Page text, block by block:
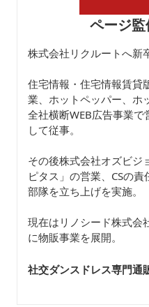
ページ
株式会社リクルートへ新
住宅情報・住宅情報賃貸
業、ホットペッパー、ホ
全社横断WEB広告事業で
して従事。
その後株式会社オズビジ
ピタス」の営業、CSの
部隊を立ち上げを実施。
現在はリノシード株式会
に物販事業を展開。
社交ダンスドレス専門通